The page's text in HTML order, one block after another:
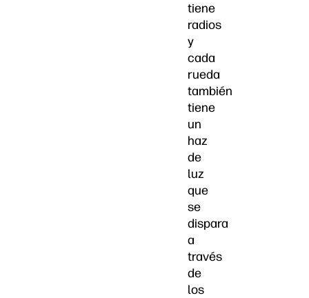
tiene
radios
y
cada
rueda
también
tiene
un
haz
de
luz
que
se
dispara
a
través
de
los